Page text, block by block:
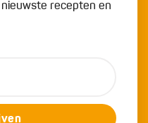
recepten en